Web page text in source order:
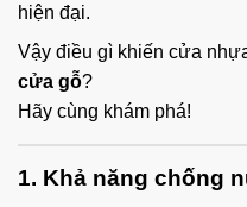
hiện đại.
Vậy điều gì khiến cửa
cửa gỗ?
Hãy cùng khám phá!
1. Khả năng chống